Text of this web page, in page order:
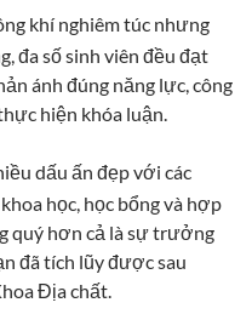
khí nghiêm túc nhưng
đa số sinh viên đều đạt
ánh đúng năng lực, công
hiện khóa luận.
dấu ấn đẹp với các
học, học bổng và hợp
quý hơn cả là sự trưởng
đã tích lũy được sau
Địa chất.